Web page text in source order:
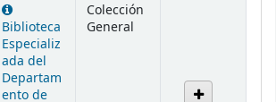
Biblioteca
Especializ
ada del
Departam
ento de
Colección
General